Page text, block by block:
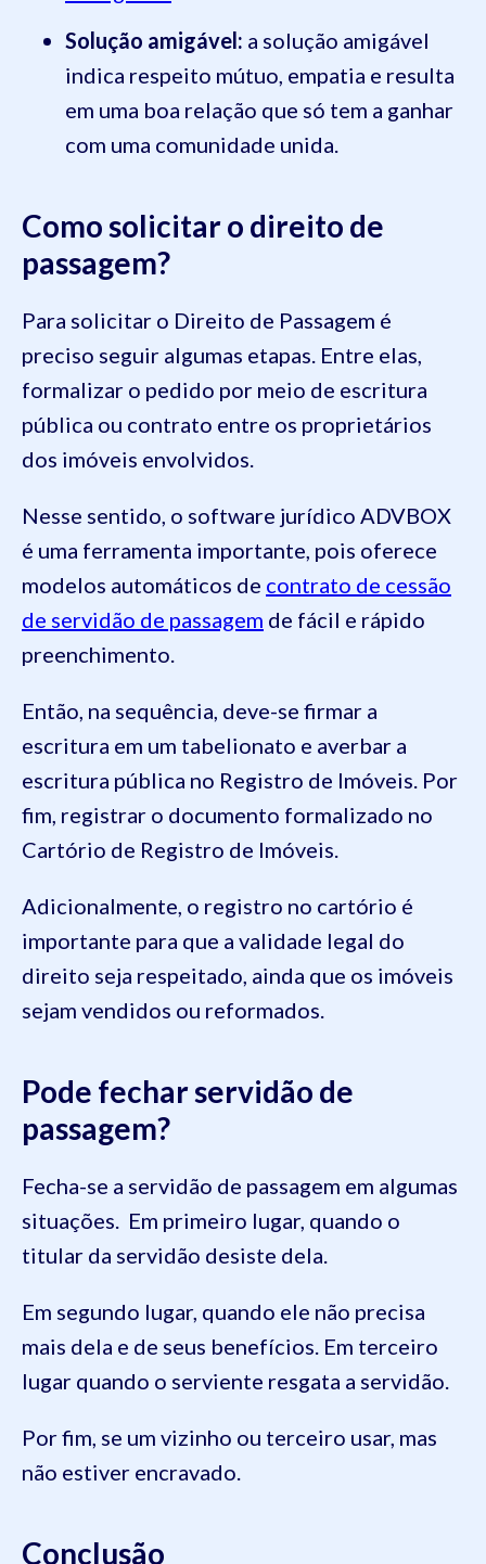
Solução amigável: a solução amigável
indica respeito mútuo, empatia e resulta
em uma boa relação que só tem a ganhar
com uma comunidade unida.
Como solicitar o direito de
passagem?
Para solicitar o Direito de Passagem é
preciso seguir algumas etapas. Entre elas,
formalizar o pedido por meio de escritura
pública ou contrato entre os proprietários
dos imóveis envolvidos.
Nesse sentido, o software jurídico ADVBOX
é uma ferramenta importante, pois oferece
modelos automáticos de contrato de cessão
de servidão de passagem de fácil e rápido
preenchimento.
Então, na sequência, deve-se firmar a
escritura em um tabelionato e averbar a
escritura pública no Registro de Imóveis. Por
fim, registrar o documento formalizado no
Cartório de Registro de Imóveis.
Adicionalmente, o registro no cartório é
importante para que a validade legal do
direito seja respeitado, ainda que os imóveis
sejam vendidos ou reformados.
Pode fechar servidão de
passagem?
Fecha-se a servidão de passagem em algumas
situações. Em primeiro lugar, quando o
titular da servidão desiste dela.
Em segundo lugar, quando ele não precisa
mais dela e de seus benefícios. Em terceiro
lugar quando o serviente resgata a servidão.
Por fim, se um vizinho ou terceiro usar, mas
não estiver encravado.
Conclusão